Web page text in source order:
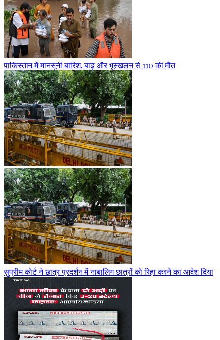
पाकिस्तान में मानसूनी बारिश, बाढ़ और भूस्खलन से 110 की मौत
सुप्रीम कोर्ट ने छात्र प्रदर्शन में नाबालिग छात्रों को रिहा करने का आदेश दिया